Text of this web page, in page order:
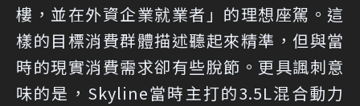
樓，並在外資企業就業者」的理想座駕。這
樣的目標消費群體描述聽起來精準，但與當
時的現實消費需求卻有些脫節。更具諷刺意
味的是，Skyline當時主打的3.5L混合動力